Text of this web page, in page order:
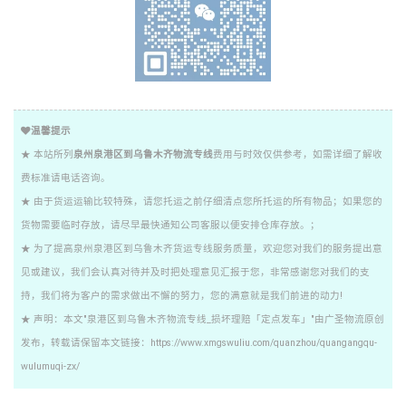
温馨提示
★ 本站所列 泉州泉港区到乌鲁木齐物流专线费用与时效仅供参考，如需详细了解收
费标准请电话咨询。
★ 由于货运运输比较特殊，请您托运之前仔细清点您所托运的所有物品；如果您的
货物需要临时存放，请尽早最快通知公司客服以便安排仓库存放。；
★ 为了提高泉州泉港区到乌鲁木齐货运专线服务质量，欢迎您对我们的服务提出意
见或建议，我们会认真对待并及时把处理意见汇报于您，非常感谢您对我们的支
持，我们将为客户的需求做出不懈的努力，您的满意就是我们前进的动力!
★ 声明：本文"泉港区到乌鲁木齐物流专线_损坏理赔「定点发车」"由广圣物流原创
发布，转载请保留本文链接：https://www.xmgswuliu.com/quanzhou/quangangqu-
wulumuqi-zx/